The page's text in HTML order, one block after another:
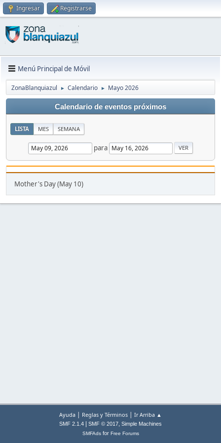
Ingresar Registrarse
Menú Principal de Móvil
ZonaBlanquiazul ► Calendario ► Mayo 2026
Calendario de eventos próximos
LISTA MES SEMANA
para
Mother's Day (May 10)
Ayuda | Reglas y Términos | Ir Arriba ▲
SMF 2.1.4 SMF © 2017, Simple Machines
SMFAdsfor Free Forums